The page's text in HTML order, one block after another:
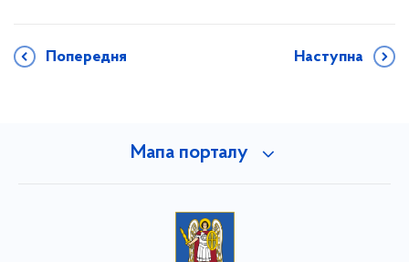
Попередня Наступна
Мапа порталу